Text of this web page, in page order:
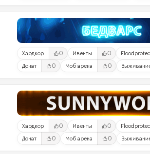
Хардкор 0 Ивенты 0
Донат 0 Моб арена 0
Хардкор 0 Ивенты 0
Донат 0 Моб арена 0